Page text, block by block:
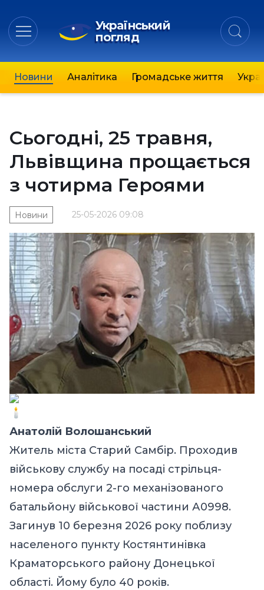
Український
погляд
Новини Аналітика Громадське життя
Сьогодні, 25 травня,
Львівщина прощається
з чотирма Героями
25-05-2026 09:08
Новини
Анатолій Волошанський
Житель міста Старий Самбір. Проходив
військову службу на посаді стрільця-
номера обслуги 2-го механізованого
батальйону військової частини А0998.
Загинув 10 березня 2026 року поблизу
населеного пункту Костянтинівка
Краматорського району Донецької
області. Йому було 40 років.